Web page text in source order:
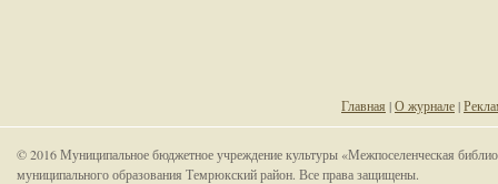
Главная |О журнале|
© 2016 Муниципальное бюджетное учреждение культуры «Межпоселенческая
муниципального образования Темрюкский район. Все права защищены.